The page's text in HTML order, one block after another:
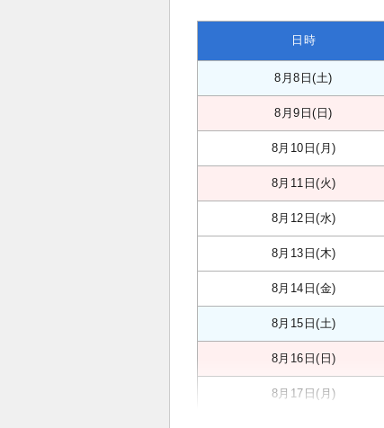
日時
8月8日(土)
8月9日(日)
8月10日(月)
8月11日(火)
8月12日(水)
8月13日(木)
8月14日(金)
8月15日(土)
8月16日(日)
8月17日(月)